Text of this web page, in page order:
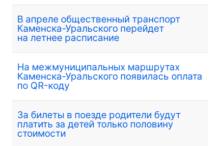
В апреле общественный транспорт
Каменска-Уральского перейдет
на летнее расписание
На межмуниципальных маршрутах
Каменска-Уральского появилась оплата
по QR-коду
За билеты в поезде родители будут
платить за детей только половину
стоимости